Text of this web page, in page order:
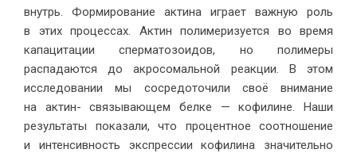
внутрь. Формирование актина играет важную роль
в этих процессах. Актин полимеризуется во время
капацитации сперматозоидов, но полимеры
распадаются до акросомальной реакции. В этом
исследовании мы сосредоточили своё внимание
на актин- связывающем белке — кофилине. Наши
результаты показали, что процентное соотношение
и интенсивность экспрессии кофилина значительно